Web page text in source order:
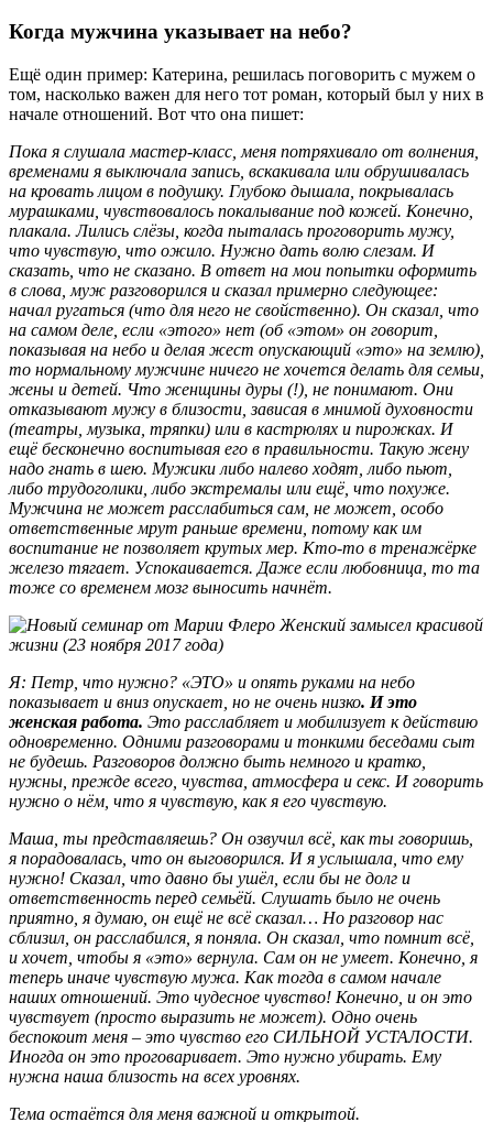
Когда мужчина указывает на небо?
Ещё один пример: Катерина, решилась поговорить с мужем о
том, насколько важен для него тот роман, который был у них в
начале отношений. Вот что она пишет:
Пока я слушала мастер-класс, меня потряхивало от волнения,
временами я выключала запись, вскакивала или обрушивалась
на кровать лицом в подушку. Глубоко дышала, покрывалась
мурашками, чувствовалось покалывание под кожей. Конечно,
плакала. Лились слёзы, когда пыталась проговорить мужу,
что чувствую, что ожило. Нужно дать волю слезам. И
сказать, что не сказано. В ответ на мои попытки оформить
в слова, муж разговорился и сказал примерно следующее:
начал ругаться (что для него не свойственно). Он сказал, что
на самом деле, если «этого» нет (об «этом» он говорит,
показывая на небо и делая жест опускающий «это» на землю),
то нормальному мужчине ничего не хочется делать для семьи,
жены и детей. Что женщины дуры (!), не понимают. Они
отказывают мужу в близости, зависая в мнимой духовности
(театры, музыка, тряпки) или в кастрюлях и пирожках. И
ещё бесконечно воспитывая его в правильности. Такую жену
надо гнать в шею. Мужики либо налево ходят, либо пьют,
либо трудоголики, либо экстремалы или ещё, что похуже.
Мужчина не может расслабиться сам, не может, особо
ответственные мрут раньше времени, потому как им
воспитание не позволяет крутых мер. Кто-то в тренажёрке
железо тягает. Успокаивается. Даже если любовница, то та
тоже со временем мозг выносить начнёт.
Я: Петр, что нужно? «ЭТО» и опять руками на небо
показывает и вниз опускает, но не очень низко. И это
женская работа. Это расслабляет и мобилизует к действию
одновременно. Одними разговорами и тонкими беседами сыт
не будешь. Разговоров должно быть немного и кратко,
нужны, прежде всего, чувства, атмосфера и секс. И говорить
нужно о нём, что я чувствую, как я его чувствую.
Маша, ты представляешь? Он озвучил всё, как ты говоришь,
я порадовалась, что он выговорился. И я услышала, что ему
нужно! Сказал, что давно бы ушёл, если бы не долг и
ответственность перед семьёй. Слушать было не очень
приятно, я думаю, он ещё не всё сказал… Но разговор нас
сблизил, он расслабился, я поняла. Он сказал, что помнит всё,
и хочет, чтобы я «это» вернула. Сам он не умеет. Конечно, я
теперь иначе чувствую мужа. Как тогда в самом начале
наших отношений. Это чудесное чувство! Конечно, и он это
чувствует (просто выразить не может). Одно очень
беспокоит меня – это чувство его СИЛЬНОЙ УСТАЛОСТИ.
Иногда он это проговаривает. Это нужно убирать. Ему
нужна наша близость на всех уровнях.
Тема остаётся для меня важной и открытой.